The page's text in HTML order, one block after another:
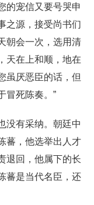
的宠信又要号哭申
之源，接受尚书们
朝会一次，选用清
天在上和顺，地在
虽厌恶臣的话，但
冒死陈奏。”
没有采纳。朝廷中
蕃，他选举出人才
退回，他属下的长
蕃是当代名臣，还